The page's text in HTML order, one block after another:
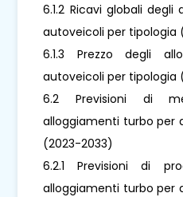
6.1.2 Ricavi globali
autoveicoli per tipologia
6.1.3 Prezzo degli
autoveicoli per tipologia
6.2 Previsioni di
alloggiamenti turbo per
(2023-2033)
6.2.1 Previsioni di
alloggiamenti turbo per